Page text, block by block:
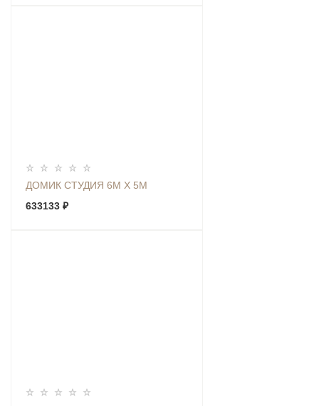
ДОМИК СТУДИЯ 6М Х 5М
633133 ₽